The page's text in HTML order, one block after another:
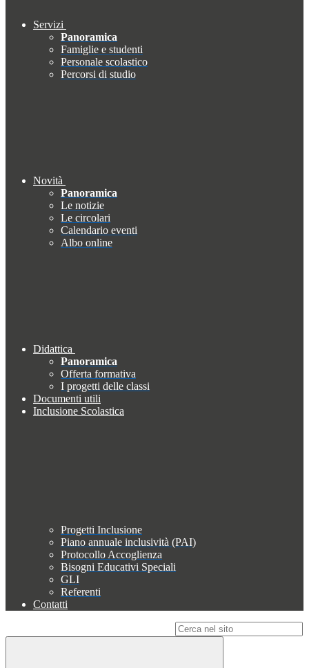
Servizi
Panoramica
Famiglie e studenti
Personale scolastico
Percorsi di studio
Novità
Panoramica
Le notizie
Le circolari
Calendario eventi
Albo online
Didattica
Panoramica
Offerta formativa
I progetti delle classi
Documenti utili
Inclusione Scolastica
Progetti Inclusione
Piano annuale inclusività (PAI)
Protocollo Accoglienza
Bisogni Educativi Speciali
GLI
Referenti
Contatti